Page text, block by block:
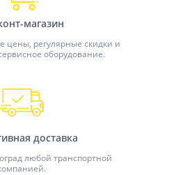
магазин
цены, регулярные скидки и
оборудование.
доставка
любой транспортной